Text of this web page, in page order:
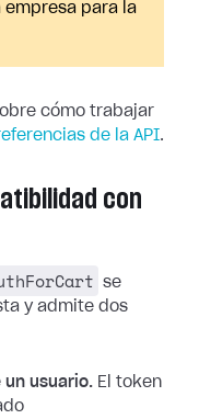
para la
cómo trabajar
de la API.
con
se
y admite dos
un usuario. El token